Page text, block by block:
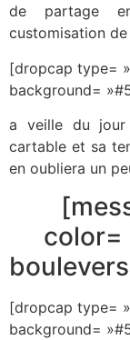
de partage
customisation de
[dropcap type=
background=
a veille du jour
cartable et sa
en oubliera un
color=
[dropcap type=
background=